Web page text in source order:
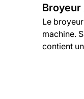
Le
machine.
contient